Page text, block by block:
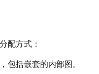
配方式：
包括嵌套的内部图。